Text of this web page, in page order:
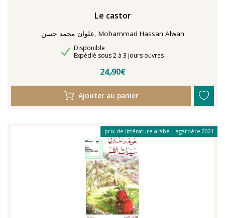
Le castor
علوان محمد حسن, Mohammad Hassan Alwan
Disponibilité
Disponible
Délais de livraison
Expédié sous 2 à 3 jours ouvrés
24٫90€
Ajouter au panier
prix de littérature arabe - lagardère 2021